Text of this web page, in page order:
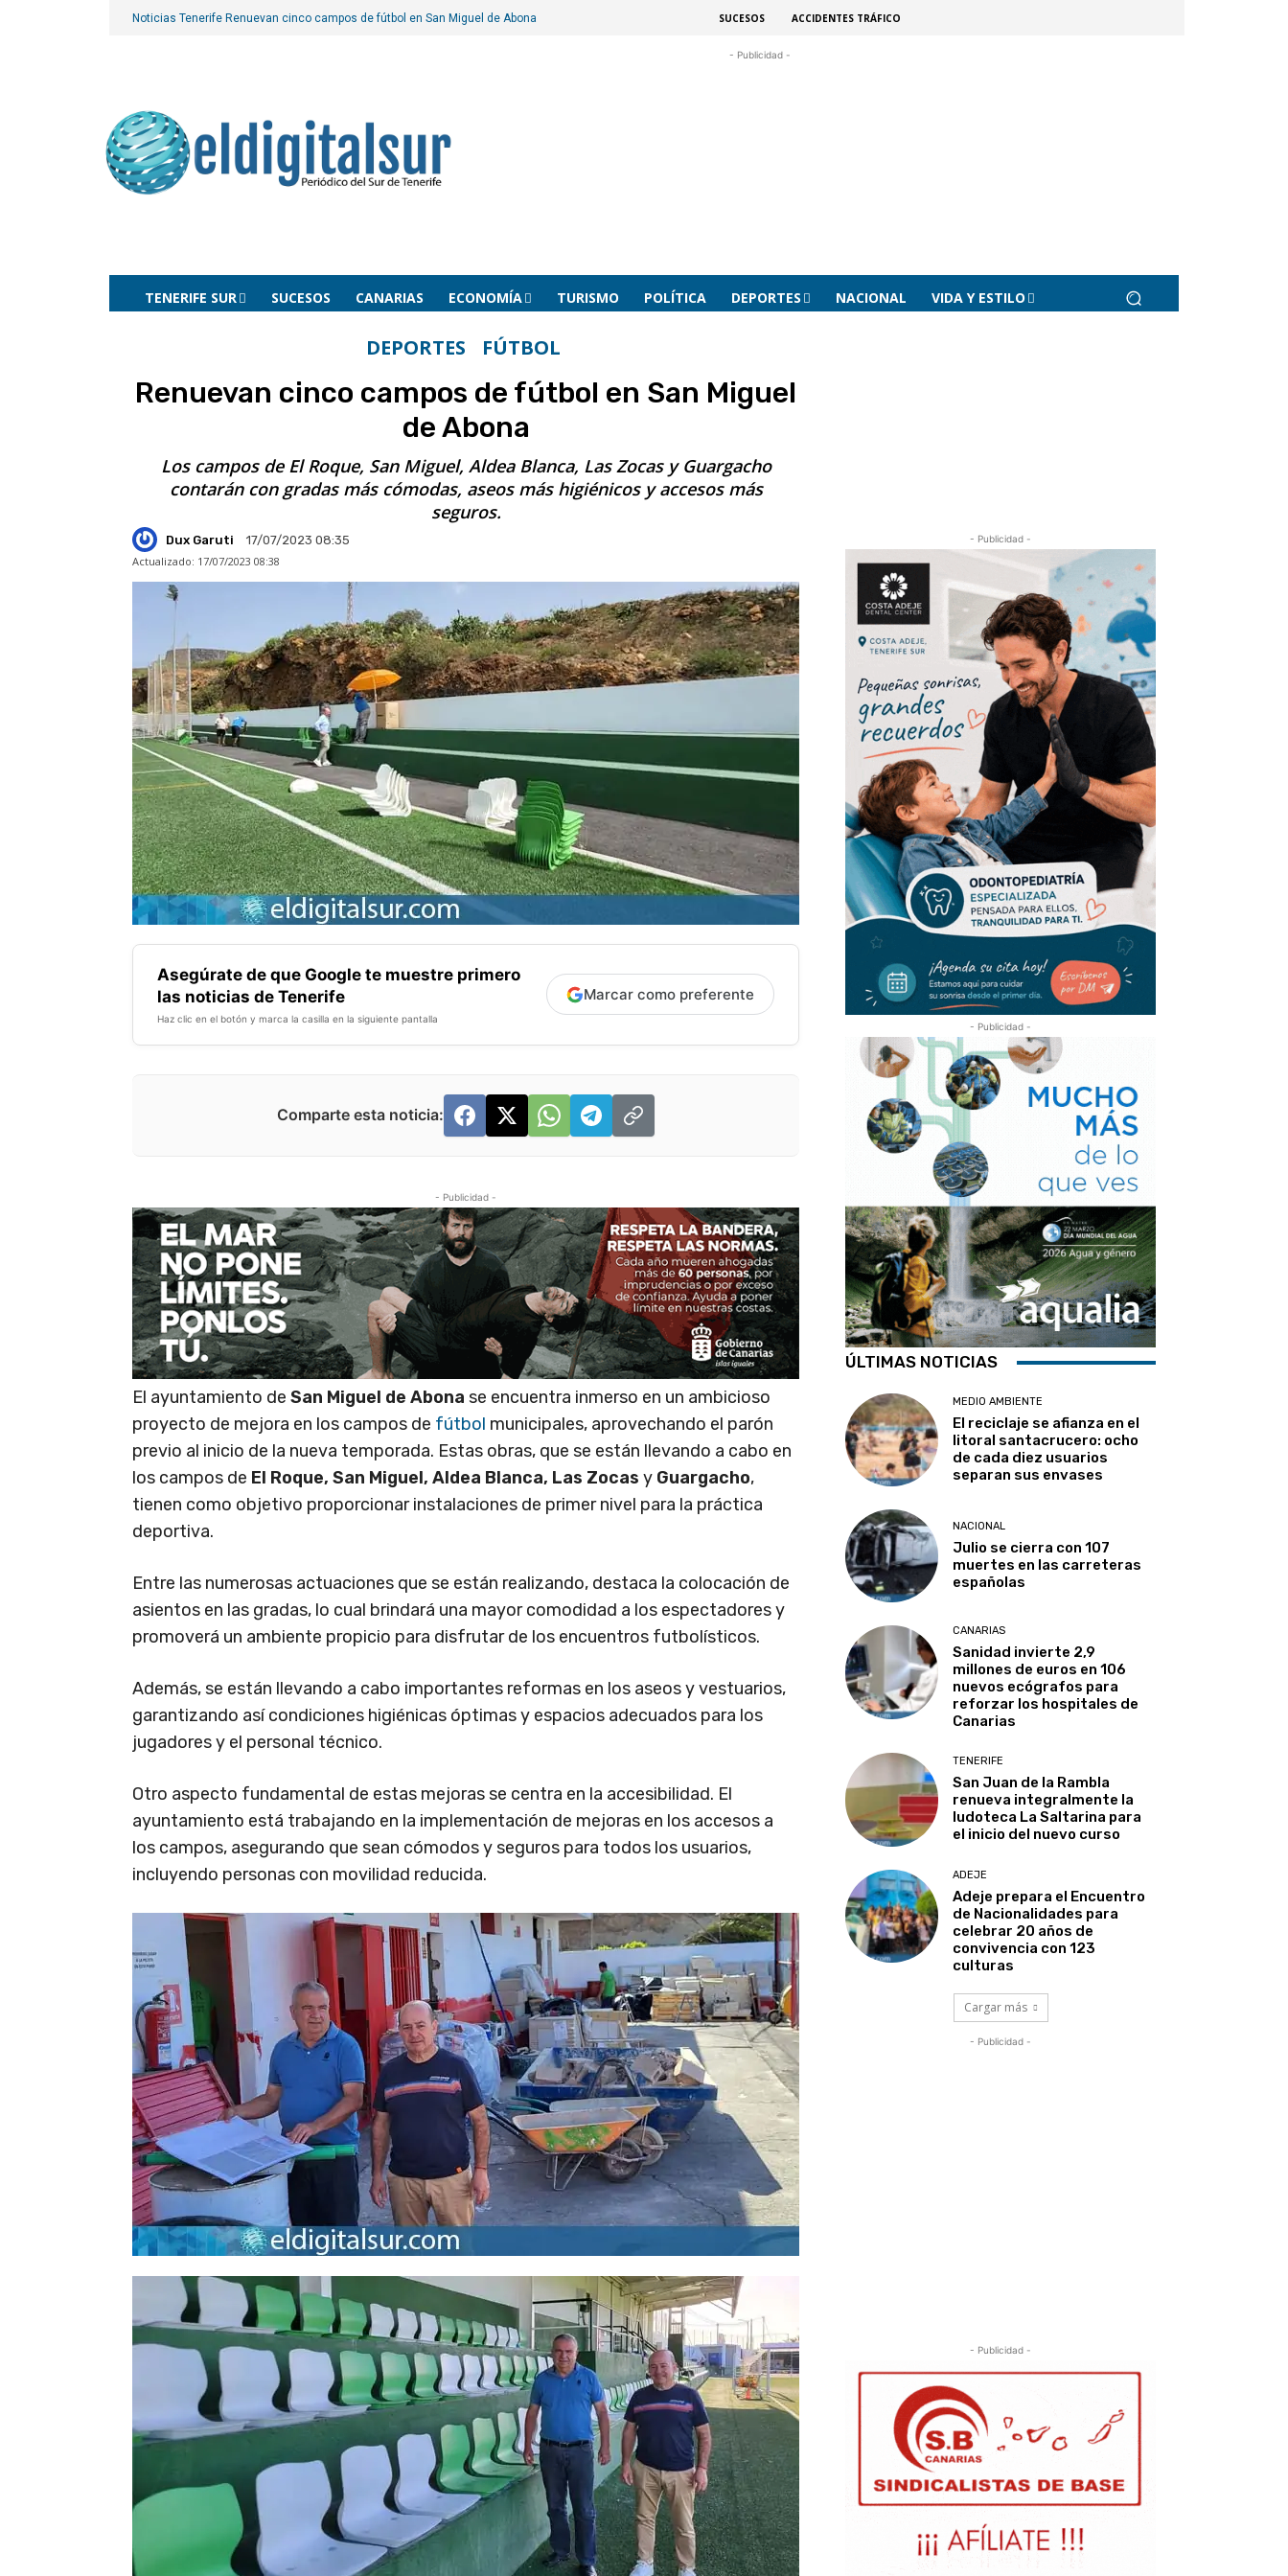
Noticias Tenerife Renuevan cinco campos de fútbol en San Miguel de Abona SUCESOS ACCIDENTES TRÁFICO
- Publicidad -
TENERIFE SUR SUCESOS CANARIAS ECONOMÍA TURISMO POLÍTICA DEPORTES NACIONAL VIDA Y ESTILO
DEPORTES FÚTBOL
Renuevan cinco campos de fútbol en San Miguel
de Abona
Los campos de El Roque, San Miguel, Aldea Blanca, Las Zocas y Guargacho
contarán con gradas más cómodas, aseos más higiénicos y accesos más
seguros.
Dux Garuti
17/07/2023 08:35
Actualizado: 17/07/2023 08:38
Asegúrate de que Google te muestre primero
las noticias de Tenerife
Haz clic en el botón y marca la casilla en la siguiente pantalla
Marcar como preferente
Comparte esta noticia:
- Publicidad -
El ayuntamiento de San Miguel de Abona se encuentra inmerso en un ambicioso
proyecto de mejora en los campos de fútbol municipales, aprovechando el parón
previo al inicio de la nueva temporada. Estas obras, que se están llevando a cabo en
los campos de El Roque, San Miguel, Aldea Blanca, Las Zocas y Guargacho,
tienen como objetivo proporcionar instalaciones de primer nivel para la práctica
deportiva.
Entre las numerosas actuaciones que se están realizando, destaca la colocación de
asientos en las gradas, lo cual brindará una mayor comodidad a los espectadores y
promoverá un ambiente propicio para disfrutar de los encuentros futbolísticos.
Además, se están llevando a cabo importantes reformas en los aseos y vestuarios,
garantizando así condiciones higiénicas óptimas y espacios adecuados para los
jugadores y el personal técnico.
Otro aspecto fundamental de estas mejoras se centra en la accesibilidad. El
ayuntamiento está trabajando en la implementación de mejoras en los accesos a
los campos, asegurando que sean cómodos y seguros para todos los usuarios,
incluyendo personas con movilidad reducida.
- Publicidad -
- Publicidad -
ÚLTIMAS NOTICIAS
MEDIO AMBIENTE
El reciclaje se afianza en el
litoral santacrucero: ocho
de cada diez usuarios
separan sus envases
NACIONAL
Julio se cierra con 107
muertes en las carreteras
españolas
CANARIAS
Sanidad invierte 2,9
millones de euros en 106
nuevos ecógrafos para
reforzar los hospitales de
Canarias
TENERIFE
San Juan de la Rambla
renueva integralmente la
ludoteca La Saltarina para
el inicio del nuevo curso
ADEJE
Adeje prepara el Encuentro
de Nacionalidades para
celebrar 20 años de
convivencia con 123
culturas
Cargar más
- Publicidad -
- Publicidad -